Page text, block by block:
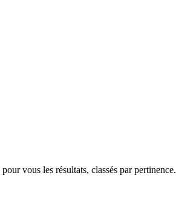
vous les résultats, classés par pertinence.